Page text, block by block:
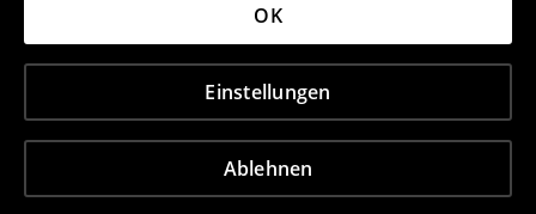
Ablehnen
Einstellungen
OK